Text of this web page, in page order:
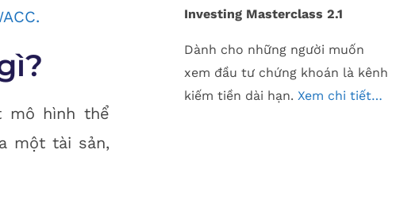
mô hình thể
một tài sản,
Investing Masterclass 2.1
Dành cho những người muốn
xem đầu tư chứng khoán là kênh
kiếm tiền dài hạn.Xem chi tiết…